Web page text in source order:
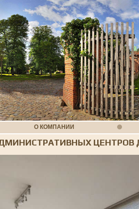
О КОМПАНИИ
ЦЕНТРОВ